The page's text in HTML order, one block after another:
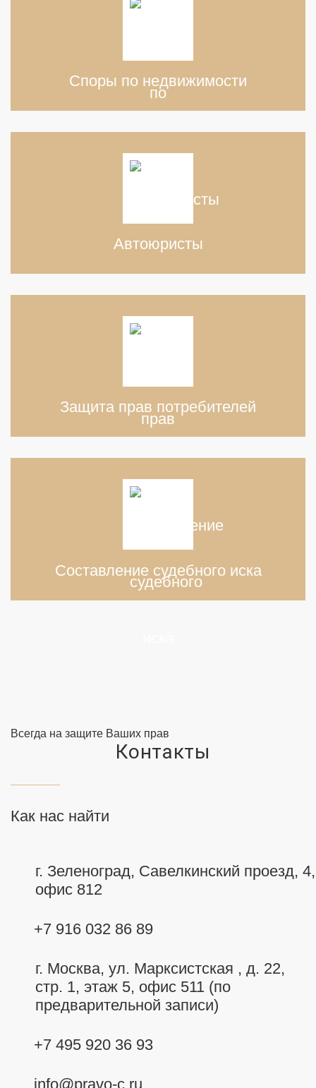
Споры по недвижимости
Автоюристы
Защита прав потребителей
Составление судебного иска
Всегда на защите Ваших прав
Контакты
Как нас найти
г. Зеленоград, Савелкинский проезд, 4,
офис 812
+7 916 032 86 89
г. Москва, ул. Марксистская , д. 22,
стр. 1, этаж 5, офис 511 (по
предварительной записи)
+7 495 920 36 93
info@pravo-c.ru